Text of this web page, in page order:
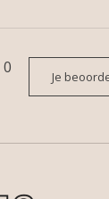
0
Je